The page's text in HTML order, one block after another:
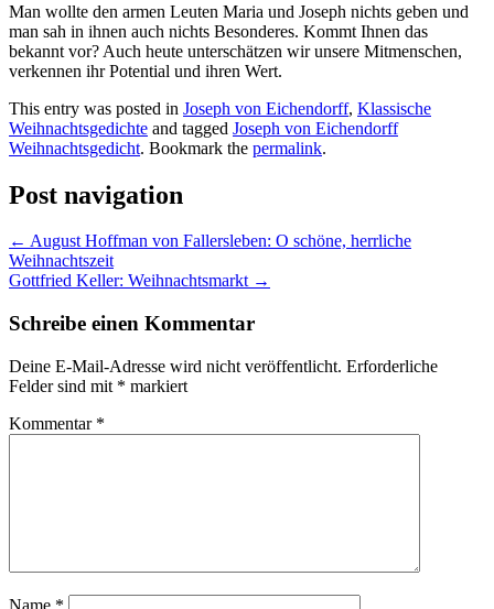
Man wollte den armen Leuten Maria und Joseph nichts geben und
man sah in ihnen auch nichts Besonderes. Kommt Ihnen das
bekannt vor? Auch heute unterschätzen wir unsere Mitmenschen,
verkennen ihr Potential und ihren Wert.
This entry was posted in Joseph von Eichendorff, Klassische
Weihnachtsgedichte and tagged Joseph von Eichendorff
Weihnachtsgedicht. Bookmark the permalink.
Post navigation
← August Hoffman von Fallersleben: O schöne, herrliche
Weihnachtszeit
Gottfried Keller: Weihnachtsmarkt →
Schreibe einen Kommentar
Deine E-Mail-Adresse wird nicht veröffentlicht. Erforderliche
Felder sind mit * markiert
Kommentar *
Name *